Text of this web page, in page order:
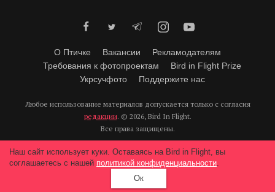
О Птичке Вакансии
Рекламодателям
Требования к фотопроектам
Bird in Flight Prize
Укрсучфото
Поддержите нас
Любое использование материалов допускается только с согласия
редакции. © 2026, Bird In Flight.
Все права защищены.
Наш сайт использует куки. Оставаясь на Bird in Flight, вы
соглашаетесь с нашей политикой конфиденциальности.
Ок